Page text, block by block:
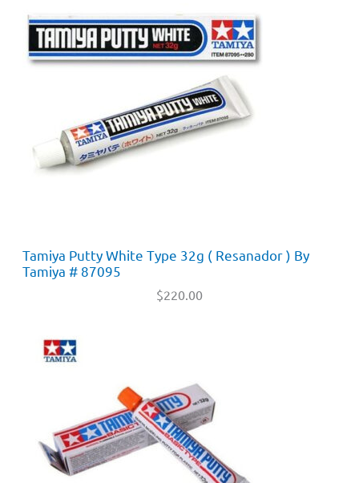
Tamiya Putty White Type 32g ( Resanador ) By
Tamiya # 87095
$220.00